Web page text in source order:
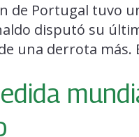
de Portugal tuvo
disputó su
una derrota más.